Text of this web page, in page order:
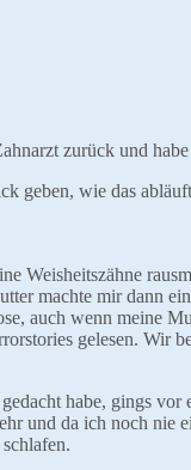
zurück und
geben, wie das
Weisheitszähne
machte mir dann
auch wenn meine
gelesen. Wir
habe, gings
und da ich noch nie